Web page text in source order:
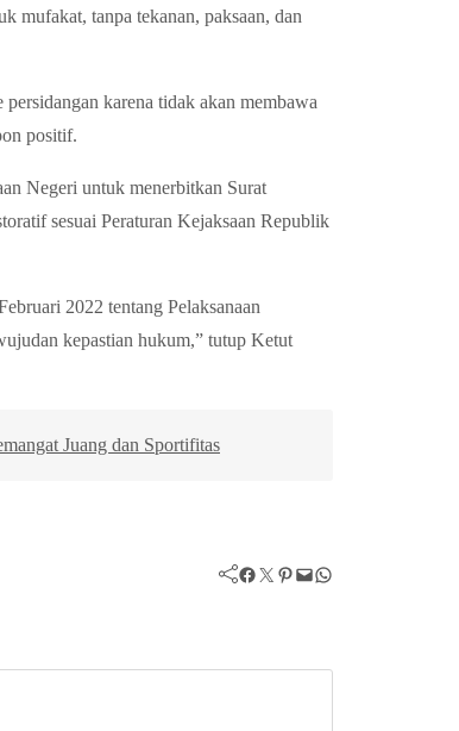
mufakat, tanpa tekanan, paksaan, dan
karena tidak akan membawa
positif.
Negeri untuk menerbitkan Surat
sesuai Peraturan Kejaksaan Republik
2022 tentang Pelaksanaan
kepastian hukum,” tutup Ketut
Juang dan Sportifitas
Facebook Twitter Pinterest Mail WhatsApp